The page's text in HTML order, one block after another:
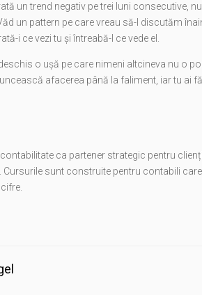
un trend negativ pe trei luni consecutive,
un pattern pe care vreau să-l discutăm
i ce vezi tu și întreabă-l ce vede el.
o ușă pe care nimeni altcineva nu o
afacerea până la faliment, iar tu ai
ca partener strategic pentru
sunt construite pentru contabili